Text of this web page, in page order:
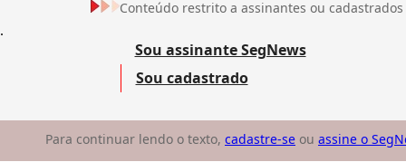
Conteúdo restrito a assinantes ou cadastrados
.
Sou assinante SegNews
Sou cadastrado
Para continuar lendo o texto, cadastre-se ou assine o